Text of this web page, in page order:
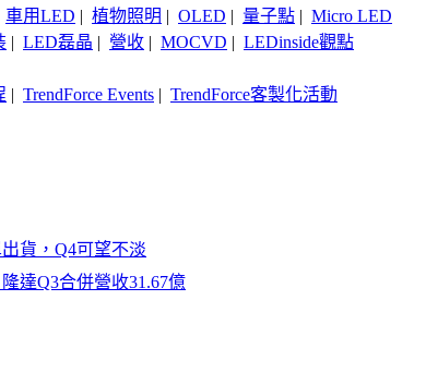
車用LED | 植物照明 | OLED | 量子點 | Micro LED
| LED磊晶 | 營收 | MOCVD | LEDinside觀點
| TrendForce Events | TrendForce客製化活動
貨，Q4可望不淡
達Q3合併營收31.67億